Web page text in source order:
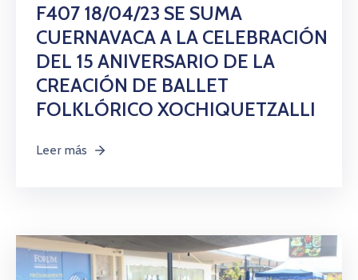
F407 18/04/23 SE SUMA
CUERNAVACA A LA CELEBRACIÓN
DEL 15 ANIVERSARIO DE LA
CREACIÓN DE BALLET
FOLKLÓRICO XOCHIQUETZALLI
Leer más